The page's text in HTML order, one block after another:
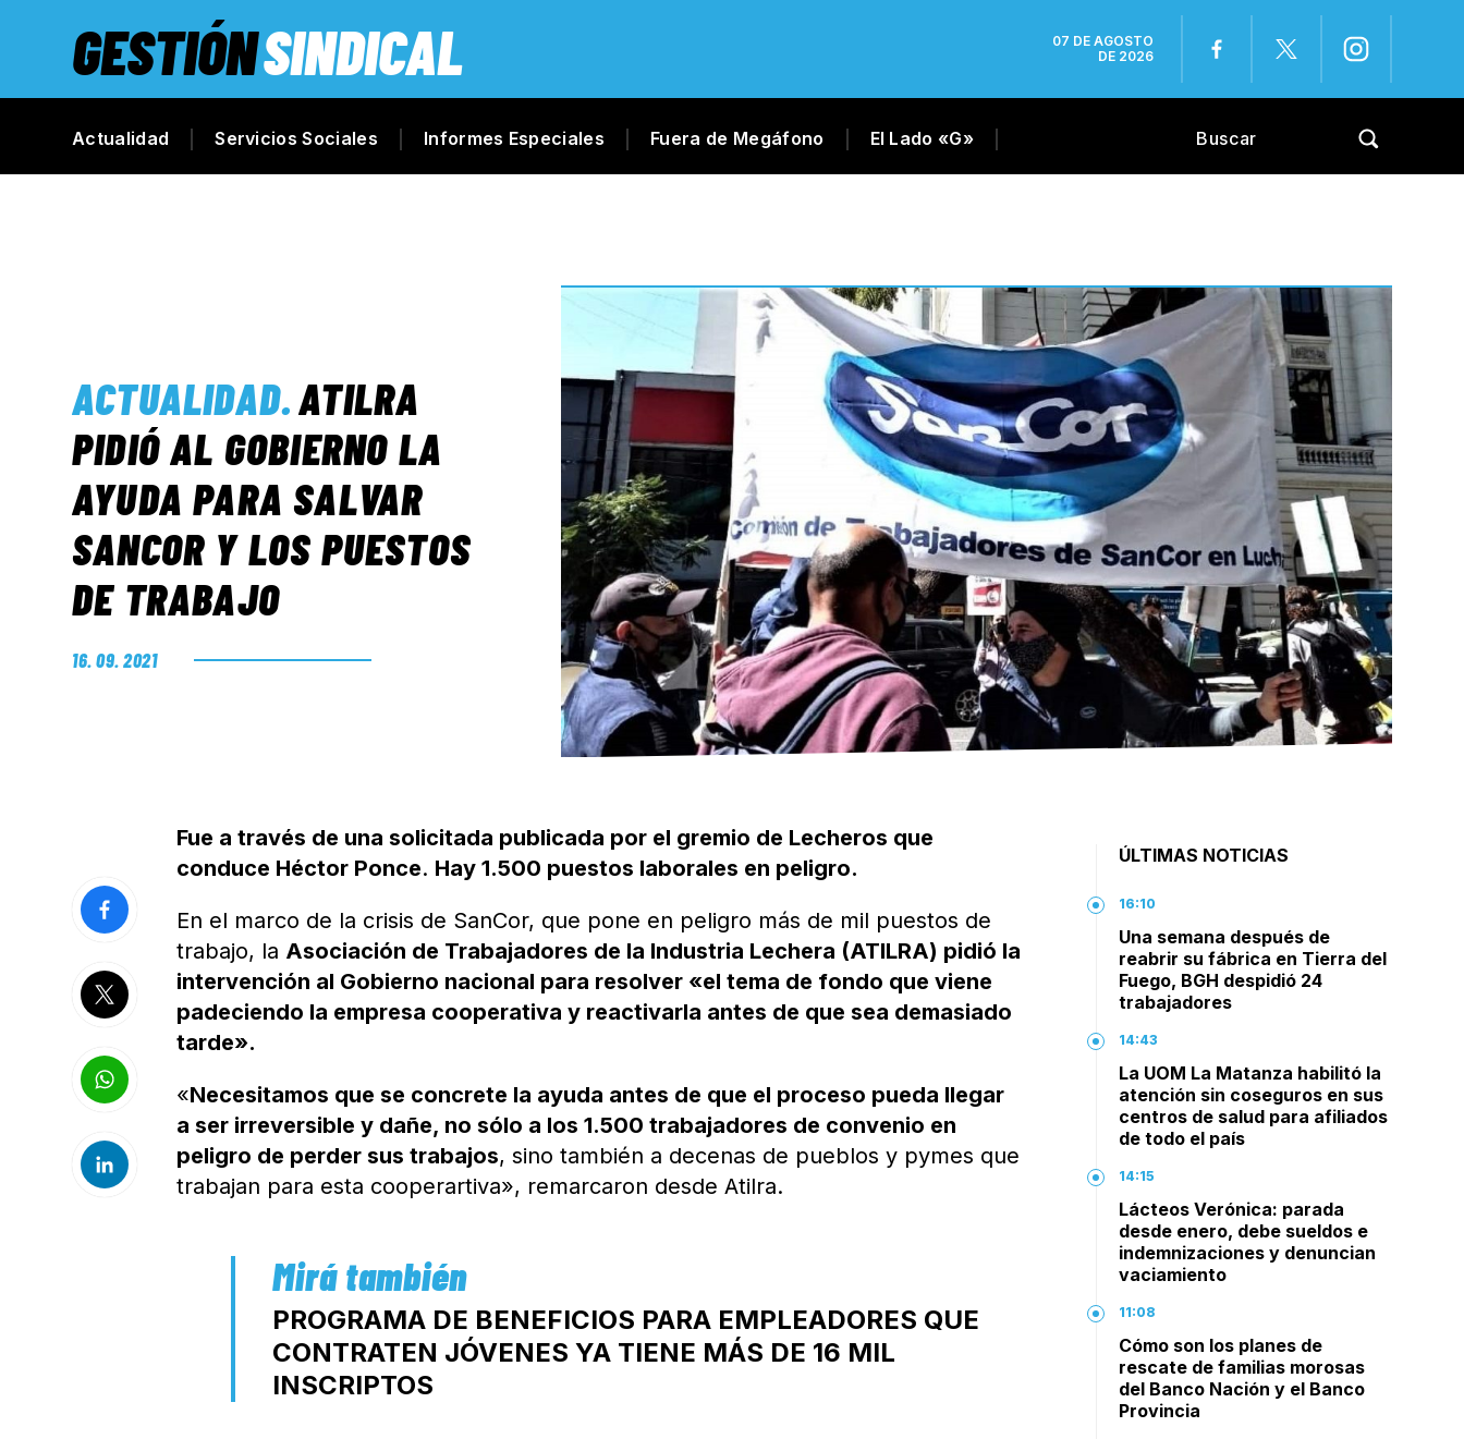
GESTIÓNSINDICAL
07 DE AGOSTO
DE 2026
Actualidad Servicios Sociales Informes Especiales Fuera de Megáfono El Lado «G»
ACTUALIDAD.ATILRA
PIDIÓ AL GOBIERNO LA
AYUDA PARA SALVAR
SANCOR Y LOS PUESTOS
DE TRABAJO
16. 09. 2021
Fue a través de una solicitada publicada por el gremio de Lecheros que
conduce Héctor Ponce. Hay 1.500 puestos laborales en peligro.
En el marco de la crisis de SanCor, que pone en peligro más de mil puestos de
trabajo, la Asociación de Trabajadores de la Industria Lechera (ATILRA) pidió la
intervención al Gobierno nacional para resolver «el tema de fondo que viene
padeciendo la empresa cooperativa y reactivarla antes de que sea demasiado
tarde».
«Necesitamos que se concrete la ayuda antes de que el proceso pueda llegar
a ser irreversible y dañe, no sólo a los 1.500 trabajadores de convenio en
peligro de perder sus trabajos, sino también a decenas de pueblos y pymes que
trabajan para esta cooperartiva», remarcaron desde Atilra.
PROGRAMA DE BENEFICIOS PARA EMPLEADORES QUE
CONTRATEN JÓVENES YA TIENE MÁS DE 16 MIL
INSCRIPTOS
ÚLTIMAS NOTICIAS
16:10
Una semana después de
reabrir su fábrica en Tierra del
Fuego, BGH despidió 24
trabajadores
14:43
La UOM La Matanza habilitó la
atención sin coseguros en sus
centros de salud para afiliados
de todo el país
14:15
Lácteos Verónica: parada
desde enero, debe sueldos e
indemnizaciones y denuncian
vaciamiento
11:08
Cómo son los planes de
rescate de familias morosas
del Banco Nación y el Banco
Provincia